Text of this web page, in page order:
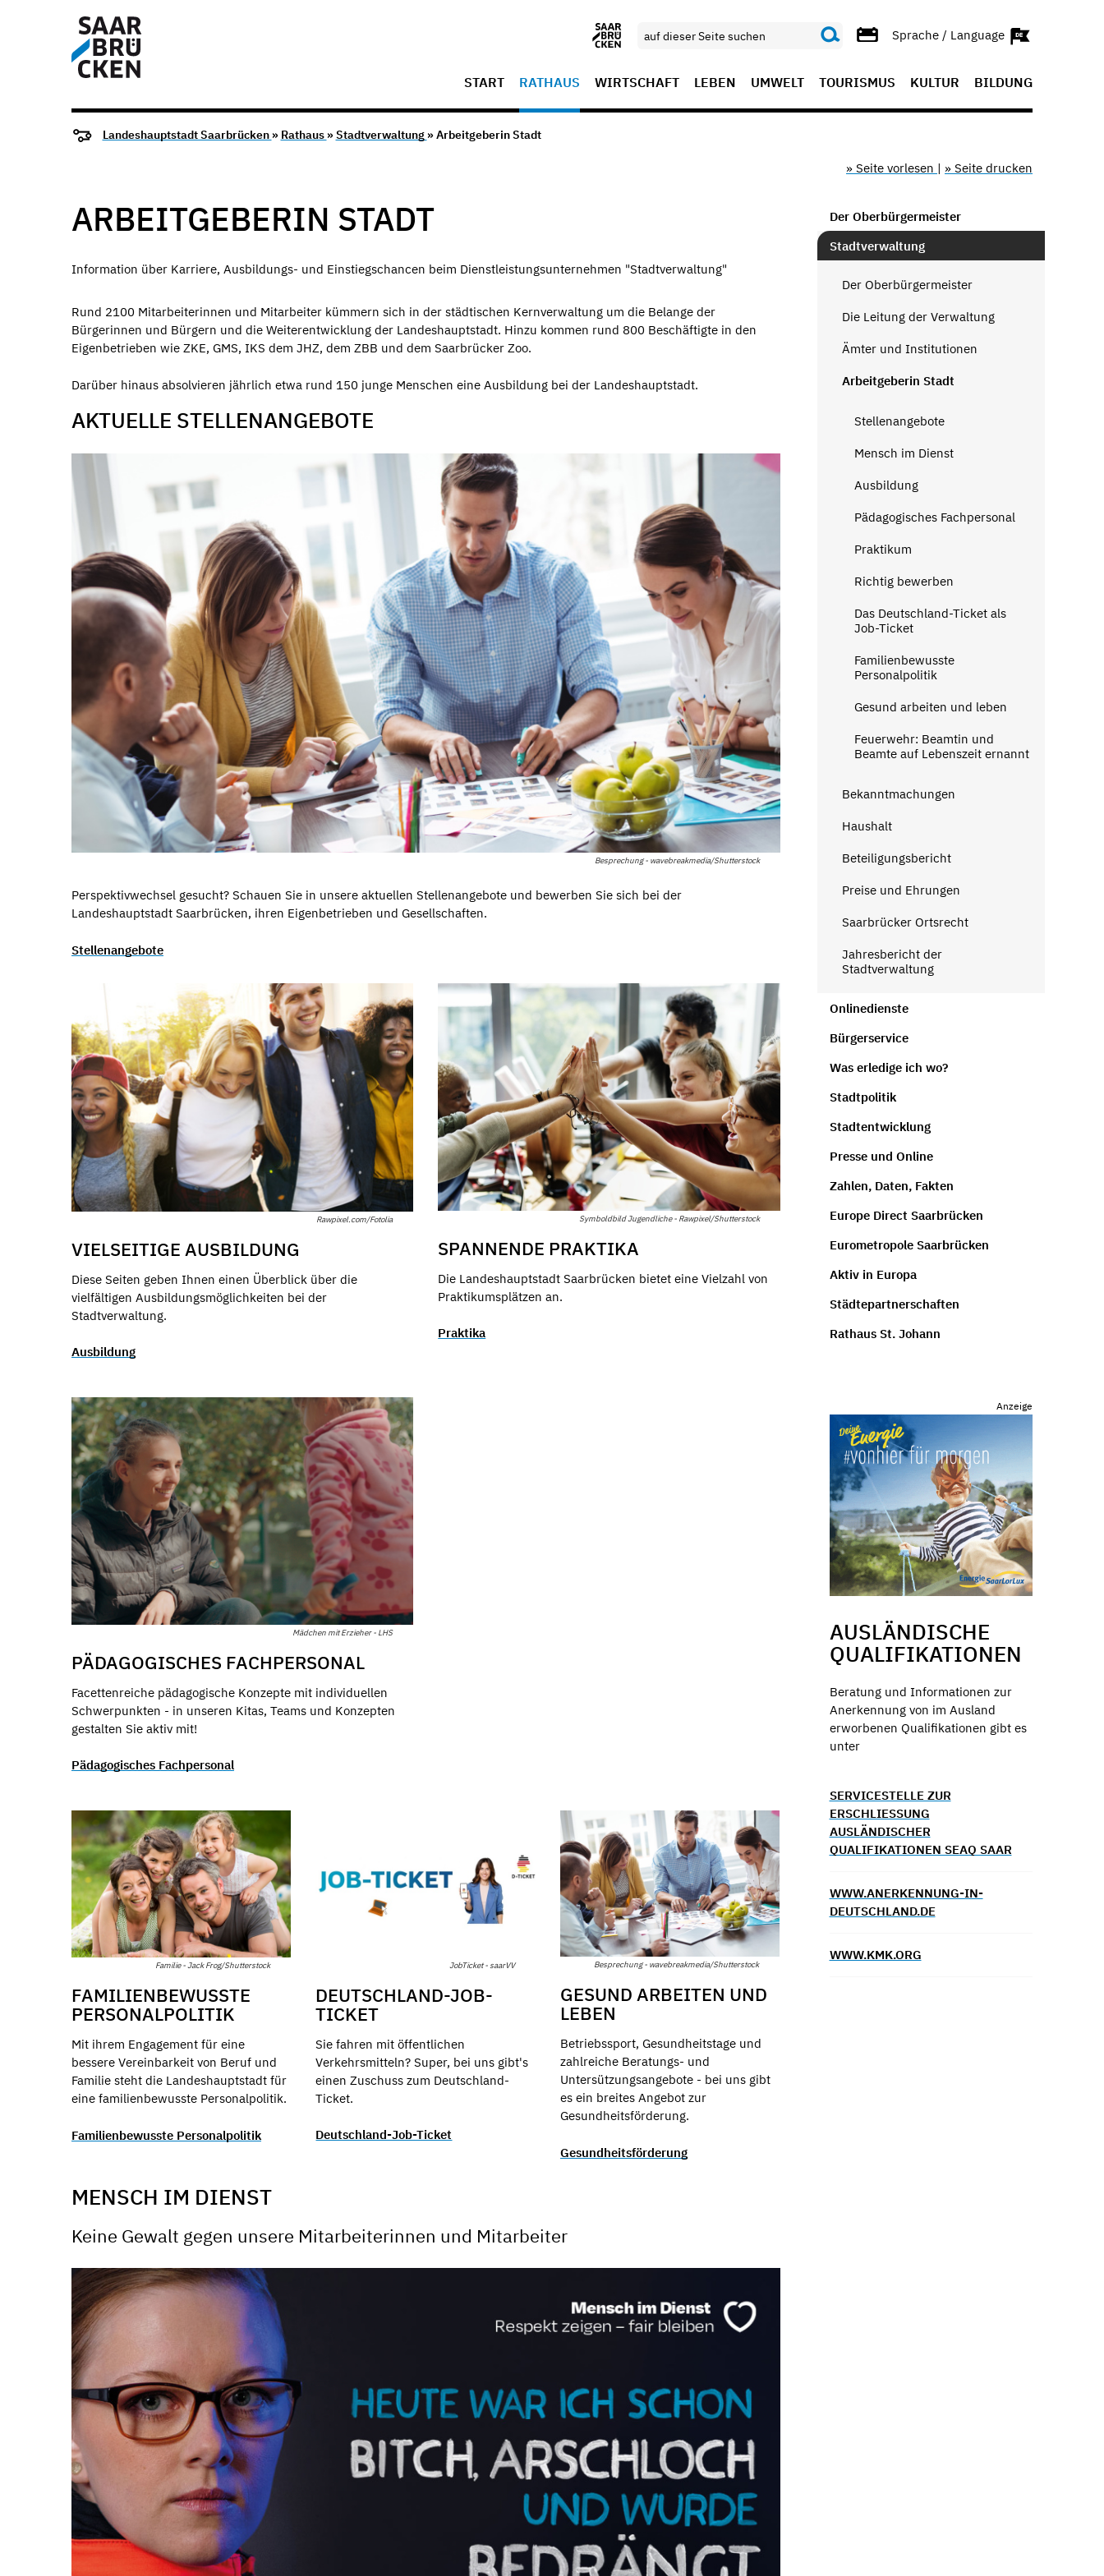
Sprache / Language
START RATHAUS WIRTSCHAFT LEBEN UMWELT TOURISMUS KULTUR BILDUNG
Landeshauptstadt Saarbrücken » Rathaus »Stadtverwaltung » Arbeitgeberin Stadt
» Seite vorlesen | » Seite drucken
ARBEITGEBERIN STADT
Information über Karriere, Ausbildungs- und Einstiegschancen beim Dienstleistungsunternehmen "Stadtverwaltung"
Rund 2100 Mitarbeiterinnen und Mitarbeiter kümmern sich in der städtischen Kernverwaltung um die Belange der
Bürgerinnen und Bürgern und die Weiterentwicklung der Landeshauptstadt. Hinzu kommen rund 800 Beschäftigte in den
Eigenbetrieben wie ZKE, GMS, IKS dem JHZ, dem ZBB und dem Saarbrücker Zoo.
Darüber hinaus absolvieren jährlich etwa rund 150 junge Menschen eine Ausbildung bei der Landeshauptstadt.
AKTUELLE STELLENANGEBOTE
Besprechung - wavebreakmedia/Shutterstock
Perspektivwechsel gesucht? Schauen Sie in unsere aktuellen Stellenangebote und bewerben Sie sich bei der
Landeshauptstadt Saarbrücken, ihren Eigenbetrieben und Gesellschaften.
Stellenangebote
Rawpixel.com/Fotolia
VIELSEITIGE AUSBILDUNG
Diese Seiten geben Ihnen einen Überblick über die
vielfältigen Ausbildungsmöglichkeiten bei der
Stadtverwaltung.
Ausbildung
Symboldbild Jugendliche - Rawpixel/Shutterstock
SPANNENDE PRAKTIKA
Die Landeshauptstadt Saarbrücken bietet eine Vielzahl von
Praktikumsplätzen an.
Praktika
Mädchen mit Erzieher - LHS
PÄDAGOGISCHES FACHPERSONAL
Facettenreiche pädagogische Konzepte mit individuellen
Schwerpunkten - in unseren Kitas, Teams und Konzepten
gestalten Sie aktiv mit!
Pädagogisches Fachpersonal
Familie - Jack Frog/Shutterstock
FAMILIENBEWUSSTE
PERSONALPOLITIK
Mit ihrem Engagement für eine
bessere Vereinbarkeit von Beruf und
Familie steht die Landeshauptstadt für
eine familienbewusste Personalpolitik.
Familienbewusste Personalpolitik
JobTicket - saarVV
DEUTSCHLAND-JOB-
TICKET
Sie fahren mit öffentlichen
Verkehrsmitteln? Super, bei uns gibt's
einen Zuschuss zum Deutschland-
Ticket.
Deutschland-Job-Ticket
Besprechung - wavebreakmedia/Shutterstock
GESUND ARBEITEN UND
LEBEN
Betriebssport, Gesundheitstage und
zahlreiche Beratungs- und
Untersützungsangebote - bei uns gibt
es ein breites Angebot zur
Gesundheitsförderung.
Gesundheitsförderung
MENSCH IM DIENST
Keine Gewalt gegen unsere Mitarbeiterinnen und Mitarbeiter
Der Oberbürgermeister
Stadtverwaltung
Der Oberbürgermeister
Die Leitung der Verwaltung
Ämter und Institutionen
Arbeitgeberin Stadt
Stellenangebote
Mensch im Dienst
Ausbildung
Pädagogisches Fachpersonal
Praktikum
Richtig bewerben
Das Deutschland-Ticket als
Job-Ticket
Familienbewusste
Personalpolitik
Gesund arbeiten und leben
Feuerwehr: Beamtin und
Beamte auf Lebenszeit ernannt
Bekanntmachungen
Haushalt
Beteiligungsbericht
Preise und Ehrungen
Saarbrücker Ortsrecht
Jahresbericht der
Stadtverwaltung
Onlinedienste
Bürgerservice
Was erledige ich wo?
Stadtpolitik
Stadtentwicklung
Presse und Online
Zahlen, Daten, Fakten
Europe Direct Saarbrücken
Eurometropole Saarbrücken
Aktiv in Europa
Städtepartnerschaften
Rathaus St. Johann
Anzeige
AUSLÄNDISCHE
QUALIFIKATIONEN
Beratung und Informationen zur
Anerkennung von im Ausland
erworbenen Qualifikationen gibt es
unter
SERVICESTELLE ZUR
ERSCHLIESSUNG A
USLÄNDISCHER Q
UALIFIKATIONEN SEAQ SAAR
WWW.ANERKENNUNG-IN-
DEUTSCHLAND.DE
WWW.KMK.ORG